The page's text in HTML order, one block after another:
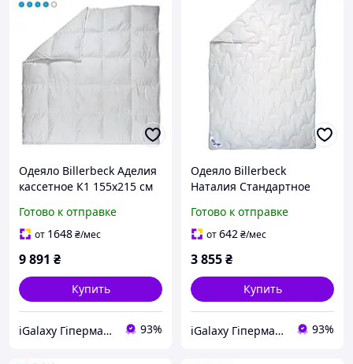
Одеяло Billerbeck Аделия
кассетное К1 155х215 см
Готово к отправке
от 1648₴/мес
9 891 ₴
Купить
iGalaxy Гіпермаркет подарунків 93%
Одеяло Billerbeck
Наталия Стандартное
Готово к отправке
от642₴/мес
3 855₴
Купить
iGalaxy Гіпермаркет подарунків 93%